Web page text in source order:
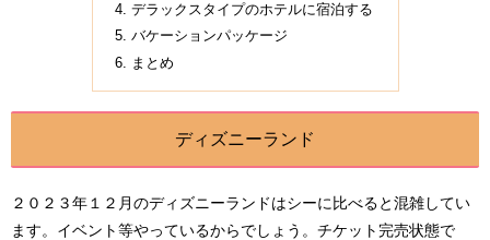
デラックスタイプのホテルに宿泊する
バケーションパッケージ
まとめ
ディズニーランド
２０２３年１２月のディズニーランドはシーに比べると混雑してい
ます。イベント等やっているからでしょう。チケット完売状態で